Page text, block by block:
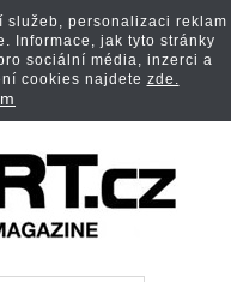
služeb, personalizaci reklam
Informace, jak tyto stránky
sociální média, inzerci a
cookies najdete zde.